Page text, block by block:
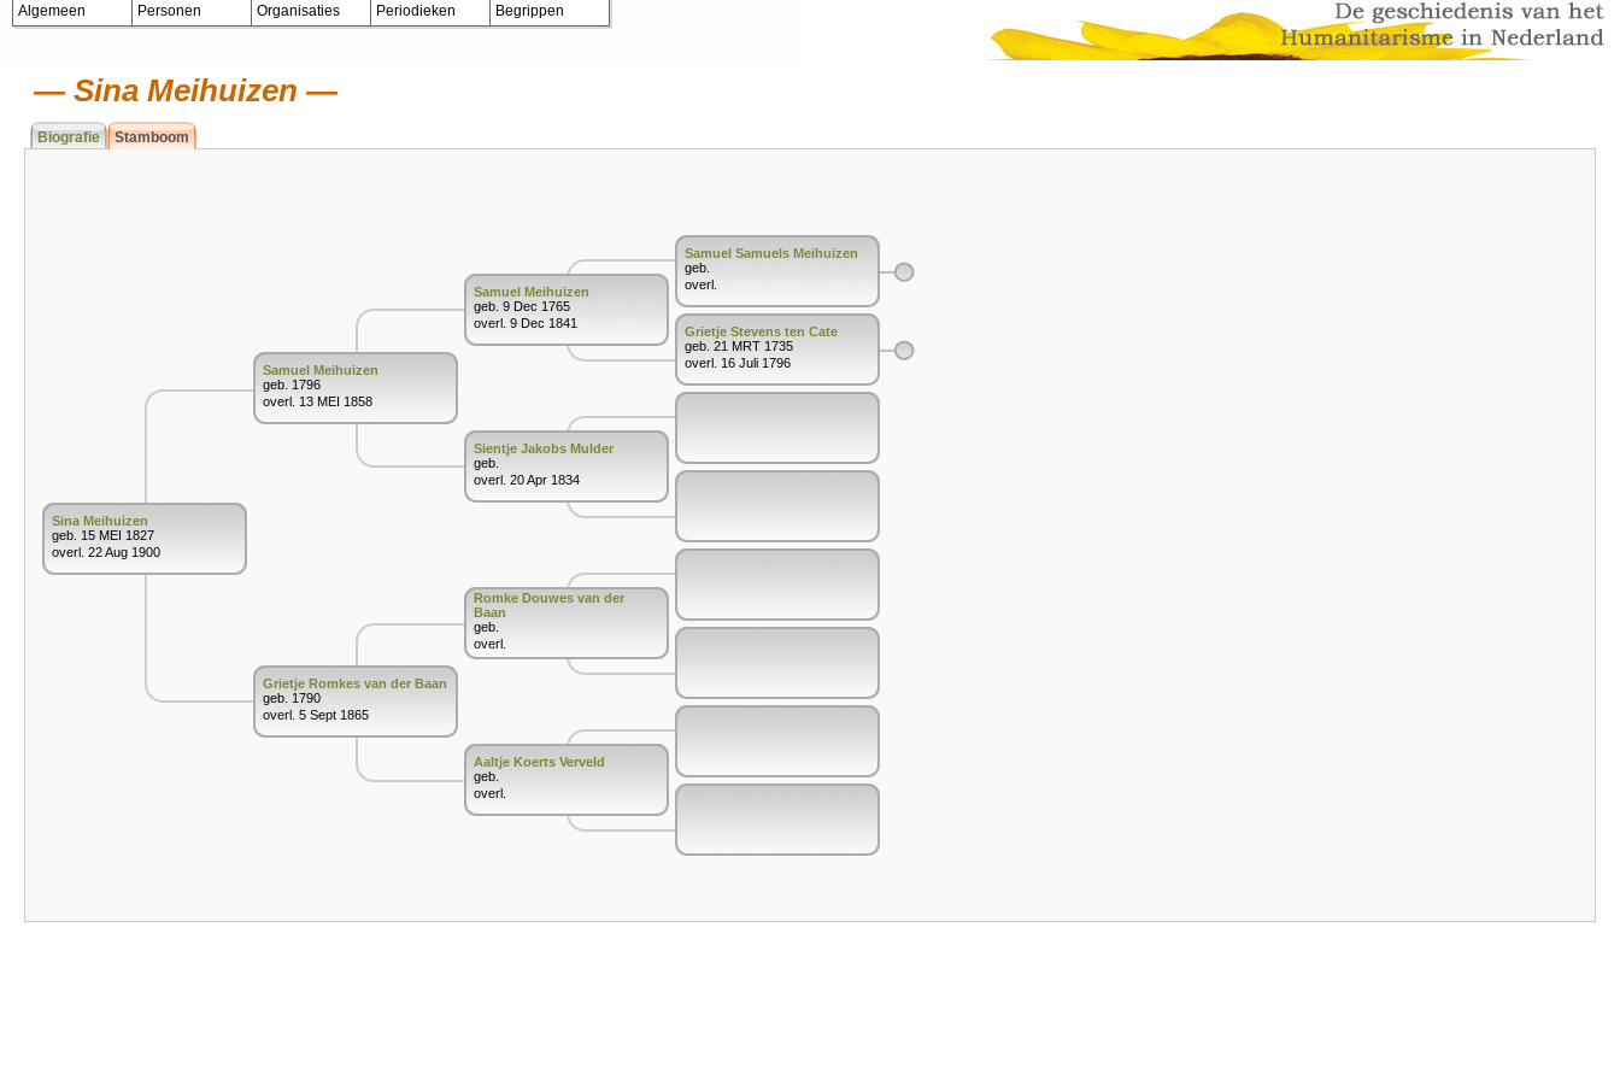
Algemeen Personen Organisaties Periodieken Begrippen
Sina Meihuizen
Biografie Stamboom
Sina Meihuizen
geb. 15 MEI 1827
overl. 22 Aug 1900
Samuel Meihuizen
geb. 1796
overl. 13 MEI 1858
Grietje Romkes van der Baan
geb. 1790
overl. 5 Sept 1865
Samuel Meihuizen
geb. 9 Dec 1765
overl. 9 Dec 1841
Sientje Jakobs Mulder
geb.
overl. 20 Apr 1834
Romke Douwes van der
Baan
geb.
overl.
Aaltje Koerts Verveld
geb.
overl.
Samuel Samuels Meihuizen
geb.
overl.
Grietje Stevens ten Cate
geb. 21 MRT 1735
overl. 16 Juli 1796